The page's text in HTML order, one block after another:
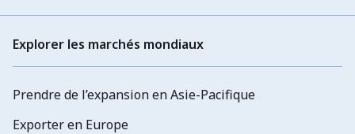
Explorer les marchés mondiaux
Prendre de l’expansion en Asie-Pacifique
Exporter en Europe